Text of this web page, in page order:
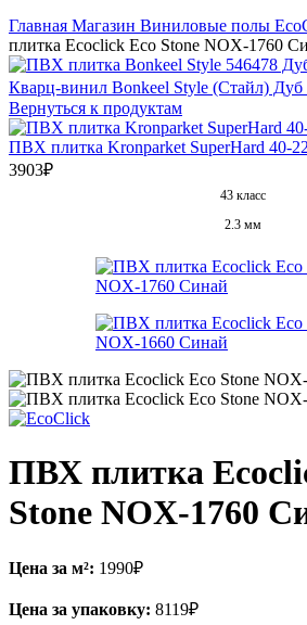
Главная Магазин Виниловые полы
плитка Ecoclick Eco Stone NOX-1760
Кварц-винил Bonkeel Style (Стайл)
Вернуться к продуктам
ПВХ плитка Kronparket SuperHard 40-
3903₽
43 класс
2.3 мм
ПВХ плитка
Stone NOX-1760
Цена за м²: 1990₽
Цена за упаковку: 8119₽